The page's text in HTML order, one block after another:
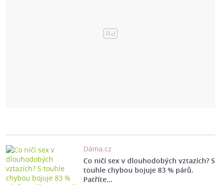
Dáma.cz
Co ničí sex v dlouhodobých vztazích? S
touhle chybou bojuje 83 % párů.
Patříte…